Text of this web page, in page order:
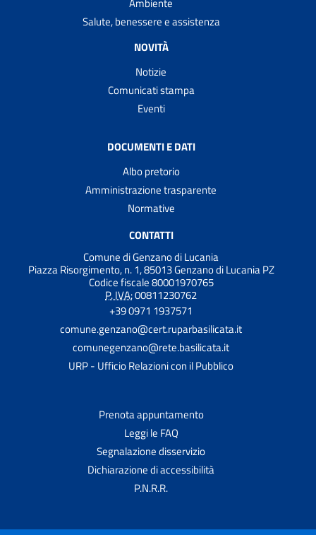
Salute, benessere e assistenza
NOVITÀ
Notizie
Comunicati stampa
Eventi
DOCUMENTI E DATI
Albo pretorio
Amministrazione trasparente
Normative
CONTATTI
Comune di Genzano di Lucania
Piazza Risorgimento, n. 1, 85013 Genzano di Lucania PZ
Codice fiscale 80001970765
P. IVA:00811230762
+39 0971 1937571
comune.genzano@cert.ruparbasilicata.it
comunegenzano@rete.basilicata.it
URP - Ufficio Relazioni con il Pubblico
Prenota appuntamento
Leggi le FAQ
Segnalazione disservizio
Dichiarazione di accessibilità
P.N.R.R.